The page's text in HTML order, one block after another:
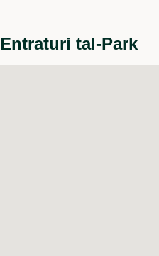
Entraturi tal-Park